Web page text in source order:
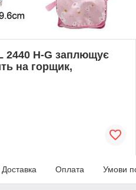
2440 H-G заплющує
на горщик,
Доставка Оплата Умови